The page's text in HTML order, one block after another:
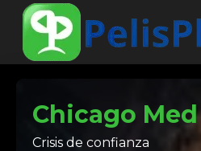
Chicago
Crisis de confianza